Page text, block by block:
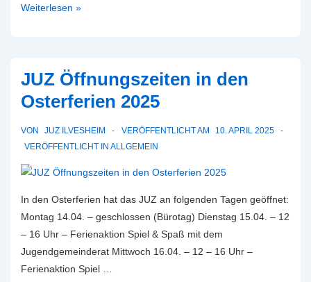
Einladung
Jugendforum
Weiterlesen »
JUZ Öffnungszeiten in den
Osterferien 2025
VON JUZ ILVESHEIM VERÖFFENTLICHT AM
10. APRIL 2025
VERÖFFENTLICHT IN ALLGEMEIN
In den Osterferien hat das JUZ an folgenden Tagen geöffnet:
Montag 14.04. – geschlossen (Bürotag) Dienstag 15.04. – 12
– 16 Uhr – Ferienaktion Spiel & Spaß mit dem
Jugendgemeinderat Mittwoch 16.04. – 12 – 16 Uhr –
Ferienaktion Spiel …